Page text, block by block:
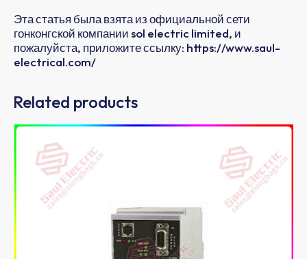
Эта статья была взята из официальной сети
гонконгской компании sol electric limited, и
пожалуйста, приложите ссылку: https://www.saul-
electrical.com/
Related products